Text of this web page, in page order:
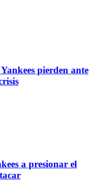
pierden ante
a presionar el